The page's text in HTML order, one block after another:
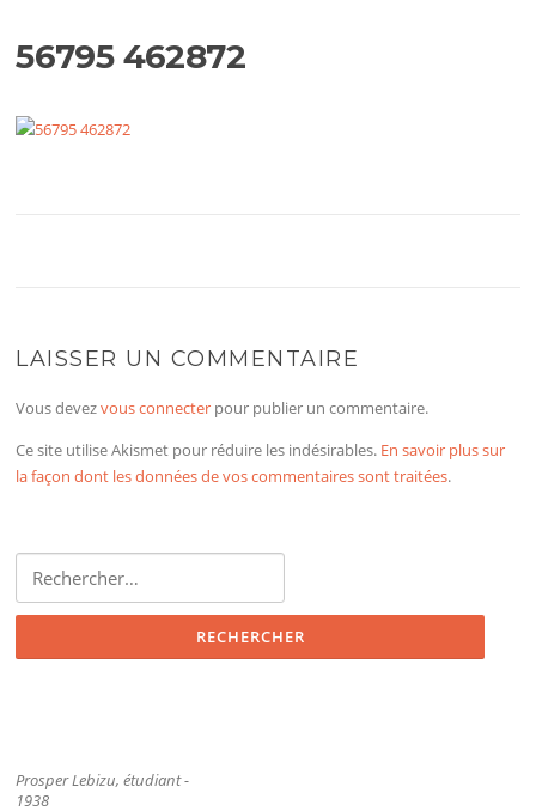
56795 462872
LAISSER UN COMMENTAIRE
Vous devezvous connecter pour publier un commentaire.
Ce site utilise Akismet pour réduire les indésirables. En savoir plus sur
la façon dont les données de vos commentaires sont traitées.
Prosper Lebizu, étudiant -
1938